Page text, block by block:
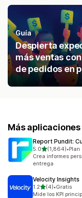
Guía
Despierta
más ventas
de pedidos en
Más
Report Pundit:
5.0de 5 estrellas
(1,864)
1864 reseñas en
•
Crea informes
entrega
Velocity Insights
1.2de 5 estrellas
(4)
4 reseñas en total
•Gratis
Mide los KPI